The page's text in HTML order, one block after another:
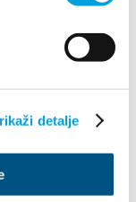
detalje
by: